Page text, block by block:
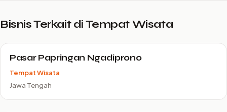
Bisnis Terkait di Tempat Wisata
Pasar Papringan Ngadiprono
Tempat Wisata
Jawa Tengah